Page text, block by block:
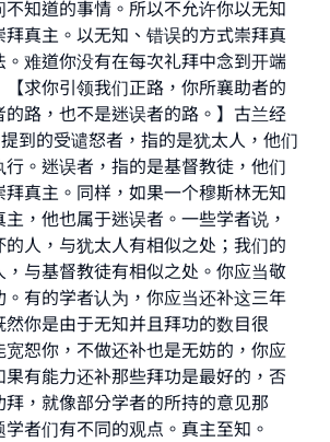
知道的事情。所以不允许你以无知
真主。以无知、错误的方式崇拜真
难道你没有在每次礼拜中念到开端
求你引领我们正路，你所襄助者的
路，也不是迷误者的路。】古兰经
到的受谴怒者，指的是犹太人，他们
。迷误者，指的是基督教徒，他们
真主。同样，如果一个穆斯林无知
，他也属于迷误者。一些学者说，
人，与犹太人有相似之处；我们的
与基督教徒有相似之处。你应当敬
有的学者认为，你应当还补这三年
你是由于无知并且拜功的数目很
恕你，不做还补也是无妨的，你应
有能力还补那些拜功是最好的，否
，就像部分学者的所持的意见那
者们有不同的观点。真主至知。
The Prophet (ﷺ) said:
leads others to doing what is
the same reward as those who
do it."
(MUSLIM, 1893)
Support IslamQA